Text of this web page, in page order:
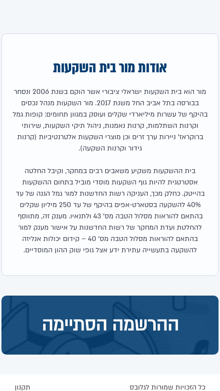
אודות מור בית השקעות
מור הוא בית השקעות ישראלי ציבורי אשר הוקם בשנת 2006 ונסחר
בבורסה בתל אביב החל משנת 2017. מור השקעות מנהל נכסים
בהיקף של עשרות מיליארדי שקלים ועוסק במגוון תחומים: קופות גמל
וקרנות השתלמות, קרנות נאמנות, ניהול תיקי השקעות, שירותי
ברוקראז' ניירות ערך זרים וכן מוצרי השקעות אלטרנטיביות (קרנות
גידור וקרנות השקעה).
בית ההשקעות משקיע משאבים רבים במחקר, וקיבל החלטה
אסטרטגית להיות גוף השקעות מוסדי מוביל בתחום ההשקעות
בהייטק. כחלק מכך, העניקה רשות החדשנות למור גמל הגנה של עד
40% להשקעה בסטארט-אפים בהיקף של עד 250 מיליון שקלים
בהתאם להוראות מסלול הטבה מס' 43 ולתנאיו. מענק זה, מתווסף
להחלטת ועדת המחקר של רשות החדשנות על אישור מענק למור
בהתאם להוראות מסלול הטבה מס' 40 – קידום יכולות אנליזה
להשקעה בתעשייה עתירת ידע אצל גופי שוק ההון המוסדיים.
ההרשמה הסתיימה
כל הזכויות שמורות לגלובס תקנון